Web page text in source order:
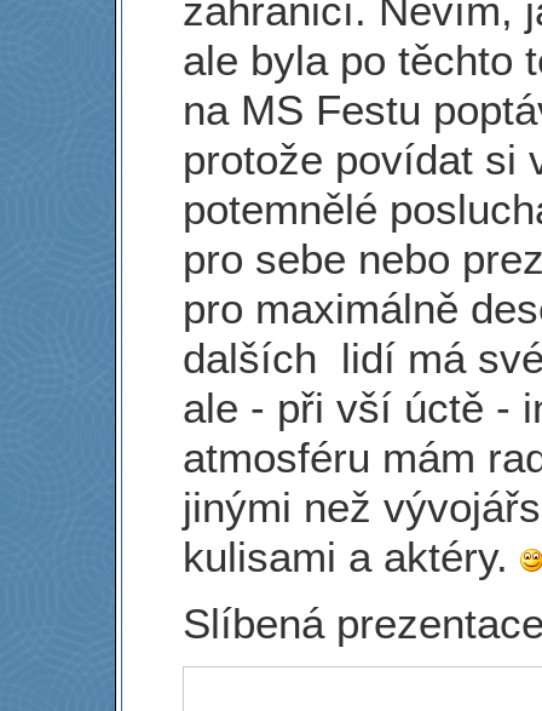
zahraničí. Nevím,
ale byla po těchto
na MS Festu
protože povídat si
potemnělé
pro sebe nebo
pro maximálně
dalších lidí má
ale - při vší úctě -
atmosféru mám
jinými než
kulisami a aktéry.
Slíbená